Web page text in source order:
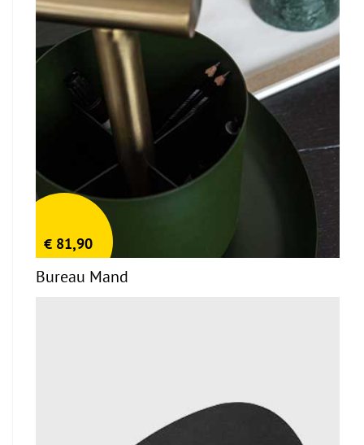
€ 81,90
Bureau Mand